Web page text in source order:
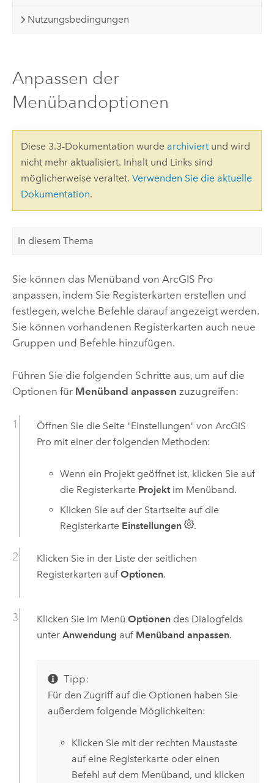
Nutzungsbedingungen
Anpassen der
Menübandoptionen
Diese 3.3-Dokumentation wurde archiviertund wird
nicht mehr aktualisiert. Inhalt und Links sind
möglicherweise veraltet. Verwenden Sie die aktuelle
Dokumentation.
In diesem Thema
Sie können das Menüband von ArcGIS Pro
anpassen, indem Sie Registerkarten erstellen und
festlegen, welche Befehle darauf angezeigt werden.
Sie können vorhandenen Registerkarten auch neue
Gruppen und Befehle hinzufügen.
Führen Sie die folgenden Schritte aus, um auf die
Optionen für Menüband anpassen zuzugreifen:
Öffnen Sie die Seite "Einstellungen" von ArcGIS
Pro mit einer der folgenden Methoden:
Wenn ein Projekt geöffnet ist, klicken Sie auf
die Registerkarte Projektim Menüband.
Klicken Sie auf der Startseite auf die
Registerkarte Einstellungen .
Klicken Sie in der Liste der seitlichen
Registerkarten auf Optionen.
Klicken Sie im Menü Optionendes Dialogfelds
unter Anwendung auf Menüband anpassen.
Tipp:
Für den Zugriff auf die Optionen haben Sie
außerdem folgende Möglichkeiten:
Klicken Sie mit der rechten Maustaste
auf eine Registerkarte oder einen
Befehl auf dem Menüband, und klicken